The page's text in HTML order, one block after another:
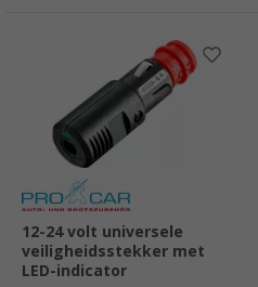
12-24 volt universele
veiligheidsstekker met
LED-indicator